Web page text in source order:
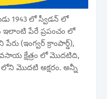
1943 లో స్వీడన్ లో
ఇలాంటి పేరే ప్రపంచం లో
(ఇంగ్వర్ క్రాంపార్డ్),
క్షేత్రం లో మొదటిది,
లోని మొదటి అక్షరం. అన్నీ